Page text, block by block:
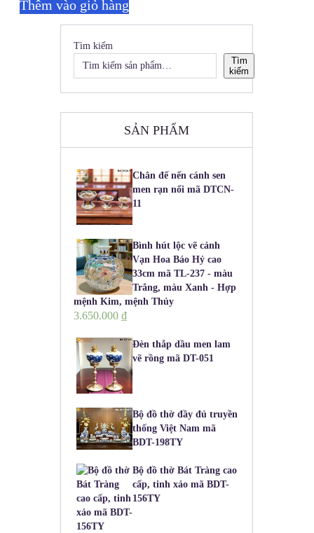
Thêm vào giỏ hàng
Tìm kiếm
Tìm
kiếm
SẢN PHẨM
Chân đế nến cánh sen
men rạn nổi mã DTCN-
11
Bình hút lộc vẽ cảnh
Vạn Hoa Báo Hỷ cao
33cm mã TL-237 - màu
Trắng, màu Xanh - Hợp
mệnh Kim, mệnh Thủy
3.650.000₫
Đèn thắp dầu men lam
vẽ rồng mã DT-051
Bộ đồ thờ đầy đủ truyền
thống Việt Nam mã
BDT-198TY
Bộ đồ thờ Bát Tràng cao
cấp, tinh xảo mã BDT-
156TY